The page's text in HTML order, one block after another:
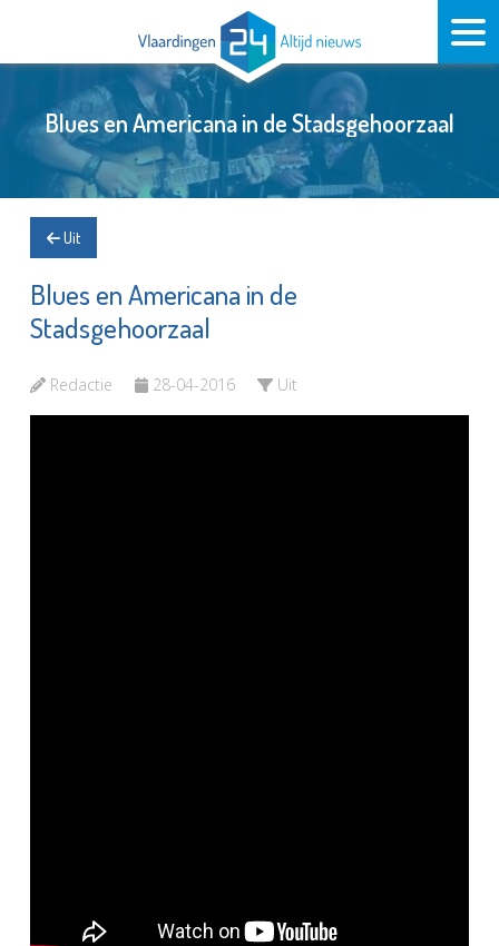
Blues en Americana in de Stadsgehoorzaal
Uit
Blues en Americana in de
Stadsgehoorzaal
Redactie 28-04-2016 Uit